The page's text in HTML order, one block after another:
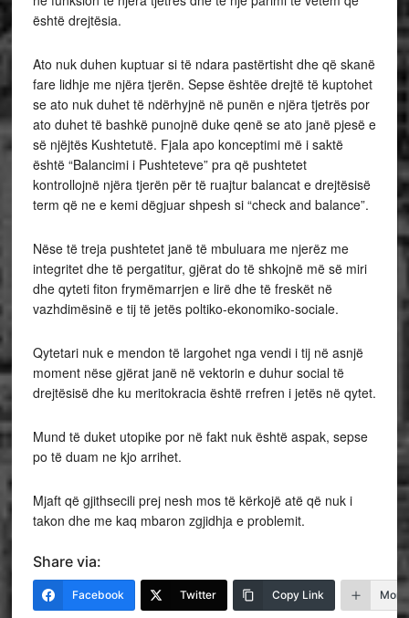
është drejtësia.
Ato nuk duhen kuptuar si të ndara pastërtisht dhe që skanë
fare lidhje me njëra tjerën. Sepse ështëe drejtë të kuptohet
se ato nuk duhet të ndërhyjnë në punën e njëra tjetrës por
ato duhet të bashkë punojnë duke qenë se ato janë pjesë e
së njëjtës Kushtetutë. Fjala apo konceptimi më i saktë
është “Balancimi i Pushteteve” pra që pushtetet
kontrollojnë njëra tjerën për të ruajtur balancat e drejtësisë
term që ne e kemi dëgjuar shpesh si “check and balance”.
Nëse të treja pushtetet janë të mbuluara me njerëz me
integritet dhe të pergatitur, gjërat do të shkojnë më së miri
dhe qyteti fiton frymëmarrjen e lirë dhe të freskët në
vazhdimësinë e tij të jetës poltiko-ekonomiko-sociale.
Qytetari nuk e mendon të largohet nga vendi i tij në asnjë
moment nëse gjërat janë në vektorin e duhur social të
drejtësisë dhe ku meritokracia është rrefren i jetës në qytet.
Mund të duket utopike por në fakt nuk është aspak, sepse
po të duam ne kjo arrihet.
Mjaft që gjithsecili prej nesh mos të kërkojë atë që nuk i
takon dhe me kaq mbaron zgjidhja e problemit.
Share via:
Facebook Twitter Copy Link More